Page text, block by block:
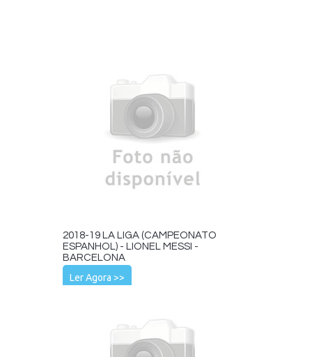
2018-19 LA LIGA (CAMPEONATO
ESPANHOL) - LIONEL MESSI -
BARCELONA
Ler Agora >>